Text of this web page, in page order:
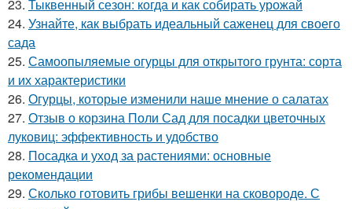
23. Тыквенный сезон: когда и как собирать урожай
24. Узнайте, как выбрать идеальный саженец для своего
сада
25. Самоопыляемые огурцы для открытого грунта: сорта
и их характеристики
26. Огурцы, которые изменили наше мнение о салатах
27. Отзыв о корзина Поли Сад для посадки цветочных
луковиц: эффективность и удобство
28. Посадка и уход за растениями: основные
рекомендации
29. Сколько готовить грибы вешенки на сковороде. С